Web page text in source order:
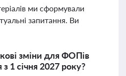
ми сформували
запитання. Ви
зміни для ФОПів
1 січня 2027 року?